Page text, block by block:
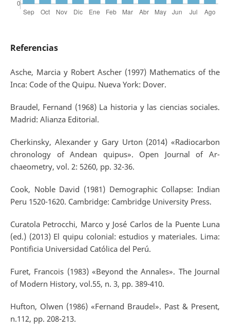
Referencias
Asche, Marcia y Robert Ascher (1997) Mathematics of the
Inca: Code of the Quipu. Nueva York: Dover.
Braudel, Fernand (1968) La historia y las ciencias sociales.
Madrid: Alianza Editorial.
Cherkinsky, Alexander y Gary Urton (2014) «Radiocarbon
chronology of Andean quipus». Open Journal of Ar-
chaeometry, vol. 2: 5260, pp. 32-36.
Cook, Noble David (1981) Demographic Collapse: Indian
Peru 1520-1620. Cambridge: Cambridge University Press.
Curatola Petrocchi, Marco y José Carlos de la Puente Luna
(ed.) (2013) El quipu colonial: estudios y materiales. Lima:
Pontificia Universidad Católica del Perú.
Furet, Francois (1983) «Beyond the Annales». The Journal
of Modern History, vol.55, n. 3, pp. 389-410.
Hufton, Olwen (1986) «Fernand Braudel». Past & Present,
n.112, pp. 208-213.